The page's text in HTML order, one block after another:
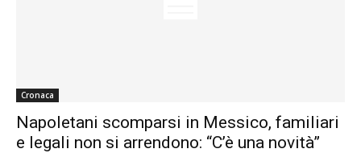
Cronaca
Napoletani scomparsi in Messico, familiari
e legali non si arrendono: “C’è una novità”